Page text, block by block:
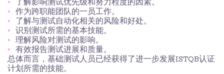
了解影响测试优先级和努力程度的因素。
作为跨职能团队的一员工作。
了解与测试自动化相关的风险和好处。
识别测试所需的基本技能。
理解风险对测试的影响。
有效报告测试进展和质量。
总体而言，基础测试人员已经获得了进一步发展ISTQB认证
计划所需的技能。